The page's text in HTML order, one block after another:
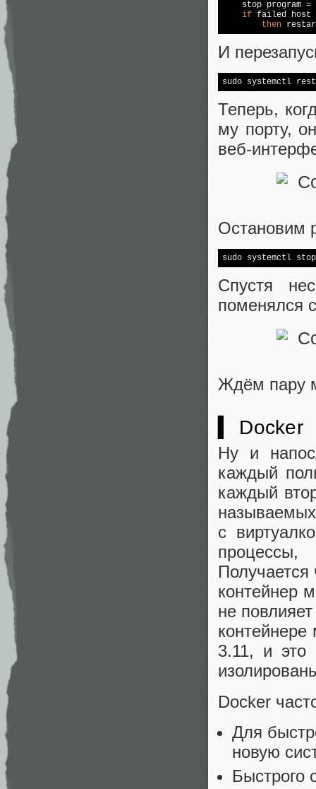
    stop program =
if failed host
then
И
sudo systemctl
Теперь,
му порту,
веб-
Остановим
sudo systemctl stop
Спустя
поменялся
Ждём пару
▍ Docker
Ну и
каждый
каждый
с
Получается
контейнер
не
3.11, и это
Docker
Для
новую
Быстрого